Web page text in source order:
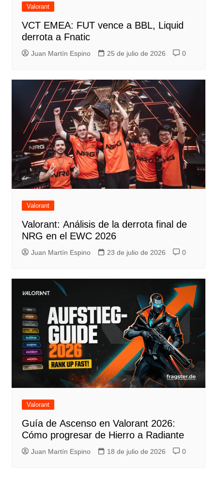
Valorant
VCT EMEA: FUT vence a BBL, Liquid
derrota a Fnatic
Juan Martín Espino 25 de julio de 2026 0
Valorant
Valorant: Análisis de la derrota final de
NRG en el EWC 2026
Juan Martín Espino 23 de julio de 2026 0
Valorant
Guía de Ascenso en Valorant 2026:
Cómo progresar de Hierro a Radiante
Juan Martín Espino 18 de julio de 2026 0